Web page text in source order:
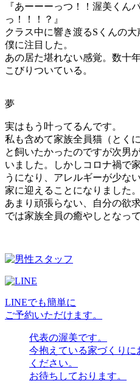
『あーーーっつ！！渥美くん
っ！！！？』
クラス中に響き渡るSくんの
僕に注目した。
あの居た堪れない感覚。数十
こびりついている。
夢
実はもう叶ってるんです。
私も含めて家族全員猫（とく
と飼いたかったのですが次男
いました。しかしコロナ禍で
うになり、アレルギーが少な
家に迎えることになりました。
あまり頑張らない、自分の欲
では家族全員の癒やしとなっ
LINEでも簡単に
ご予約いただけます。
代表の渥美です。
今抱えている家づくりに
ください。
お待ちしております。